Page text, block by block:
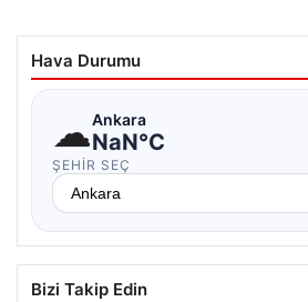
Hava Durumu
☁Ankara
NaN°C
ŞEHIR SEÇ
Bizi Takip Edin